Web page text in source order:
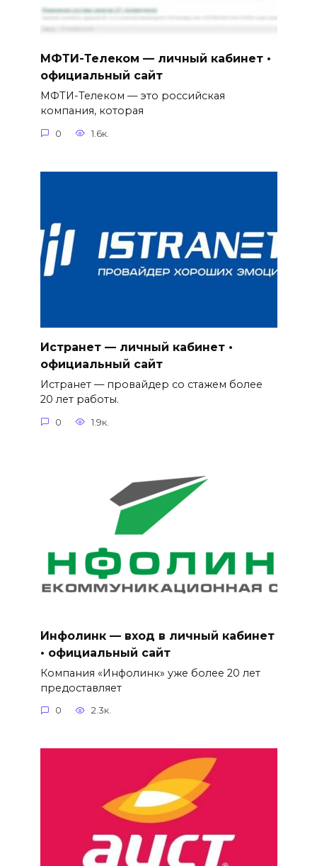
МФТИ-Телеком — личный кабинет •
официальный сайт
МФТИ-Телеком — это российская
компания, которая
0 1.6к.
Истранет — личный кабинет •
официальный сайт
Истранет — провайдер со стажем более
20 лет работы.
0 1.9к.
Инфолинк — вход в личный кабинет
• официальный сайт
Компания «Инфолинк» уже более 20 лет
предоставляет
0 2.3к.